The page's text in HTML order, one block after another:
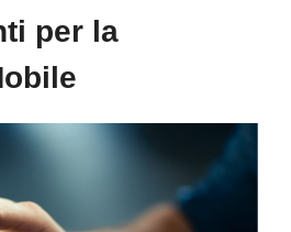
per la